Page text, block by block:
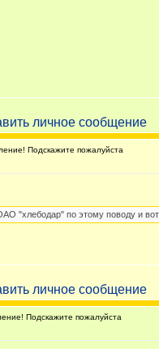
Подскажите пожалуйста
"хлебодар" по этому поводу и
Подскажите пожалуйста